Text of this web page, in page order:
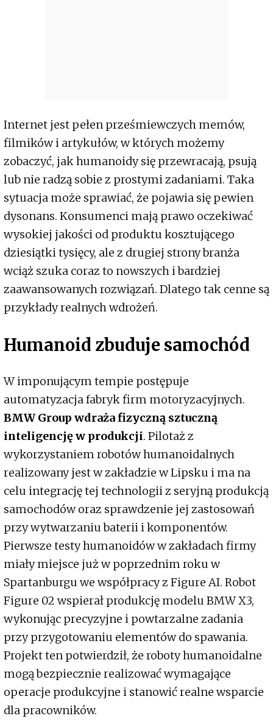
Internet jest pełen prześmiewczych memów,
filmików i artykułów, w których możemy
zobaczyć, jak humanoidy się przewracają, psują
lub nie radzą sobie z prostymi zadaniami. Taka
sytuacja może sprawiać, że pojawia się pewien
dysonans. Konsumenci mają prawo oczekiwać
wysokiej jakości od produktu kosztującego
dziesiątki tysięcy, ale z drugiej strony branża
wciąż szuka coraz to nowszych i bardziej
zaawansowanych rozwiązań. Dlatego tak cenne są
przykłady realnych wdrożeń.
Humanoid zbuduje samochód
W imponującym tempie postępuje
automatyzacja fabryk firm motoryzacyjnych.
BMW Group wdraża fizyczną sztuczną
inteligencję w produkcji. Pilotaż z
wykorzystaniem robotów humanoidalnych
realizowany jest w zakładzie w Lipsku i ma na
celu integrację tej technologii z seryjną produkcją
samochodów oraz sprawdzenie jej zastosowań
przy wytwarzaniu baterii i komponentów.
Pierwsze testy humanoidów w zakładach firmy
miały miejsce już w poprzednim roku w
Spartanburgu we współpracy z Figure AI. Robot
Figure 02 wspierał produkcję modelu BMW X3,
wykonując precyzyjne i powtarzalne zadania
przy przygotowaniu elementów do spawania.
Projekt ten potwierdził, że roboty humanoidalne
mogą bezpiecznie realizować wymagające
operacje produkcyjne i stanowić realne wsparcie
dla pracowników.